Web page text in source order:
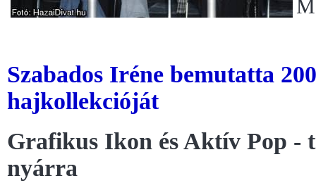
Szabados Iréne bemutatta
hajkollekcióját
Grafikus Ikon és Aktív Pop -
nyárra